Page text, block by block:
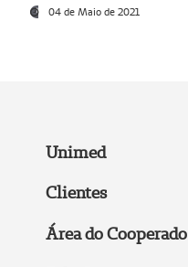
04 de Maio de 2021
Unimed
Clientes
Área do Cooperado